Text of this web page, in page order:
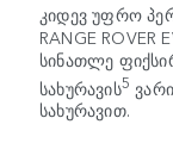
კიდევ უფრო
RANGE ROVER
სინათლე
სახურავი​ს5
სახურავით.